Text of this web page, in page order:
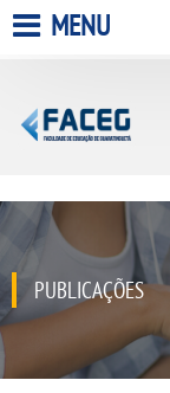
A FACULDADE
QUEM SOMOS
MENU
PUBLICAÇÕES